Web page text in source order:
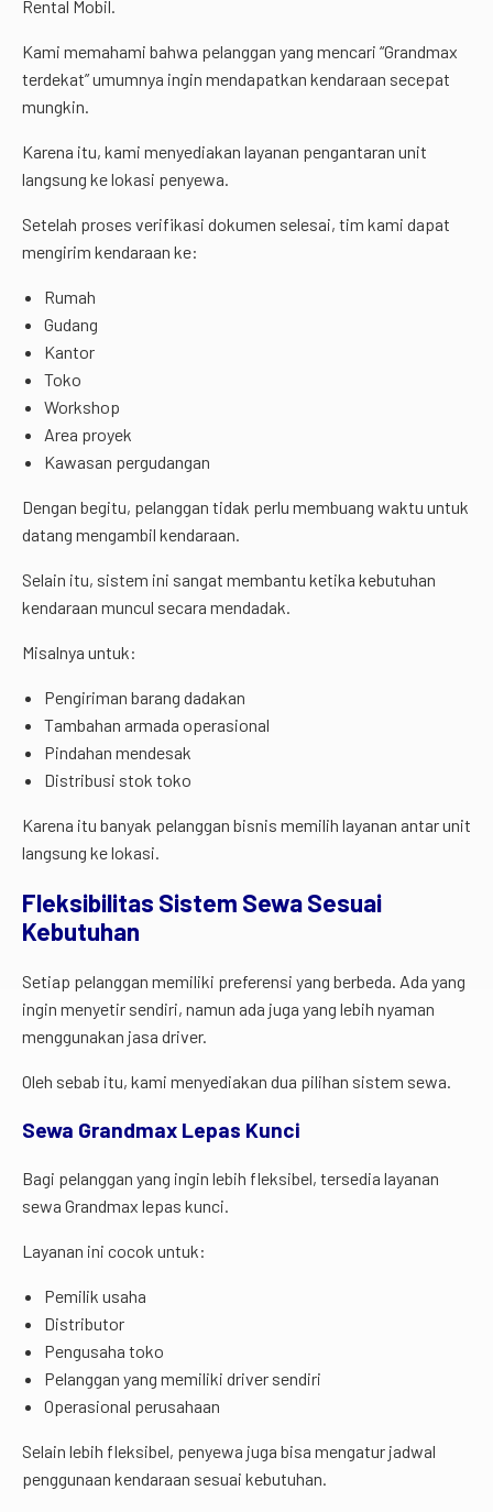
Rental Mobil.
Kami memahami bahwa pelanggan yang mencari “Grandmax
terdekat” umumnya ingin mendapatkan kendaraan secepat
mungkin.
Karena itu, kami menyediakan layanan pengantaran unit
langsung ke lokasi penyewa.
Setelah proses verifikasi dokumen selesai, tim kami dapat
mengirim kendaraan ke:
Rumah
Gudang
Kantor
Toko
Workshop
Area proyek
Kawasan pergudangan
Dengan begitu, pelanggan tidak perlu membuang waktu untuk
datang mengambil kendaraan.
Selain itu, sistem ini sangat membantu ketika kebutuhan
kendaraan muncul secara mendadak.
Misalnya untuk:
Pengiriman barang dadakan
Tambahan armada operasional
Pindahan mendesak
Distribusi stok toko
Karena itu banyak pelanggan bisnis memilih layanan antar unit
langsung ke lokasi.
Fleksibilitas Sistem Sewa Sesuai
Kebutuhan
Setiap pelanggan memiliki preferensi yang berbeda. Ada yang
ingin menyetir sendiri, namun ada juga yang lebih nyaman
menggunakan jasa driver.
Oleh sebab itu, kami menyediakan dua pilihan sistem sewa.
Sewa Grandmax Lepas Kunci
Bagi pelanggan yang ingin lebih fleksibel, tersedia layanan
sewa Grandmax lepas kunci.
Layanan ini cocok untuk:
Pemilik usaha
Distributor
Pengusaha toko
Pelanggan yang memiliki driver sendiri
Operasional perusahaan
Selain lebih fleksibel, penyewa juga bisa mengatur jadwal
penggunaan kendaraan sesuai kebutuhan.